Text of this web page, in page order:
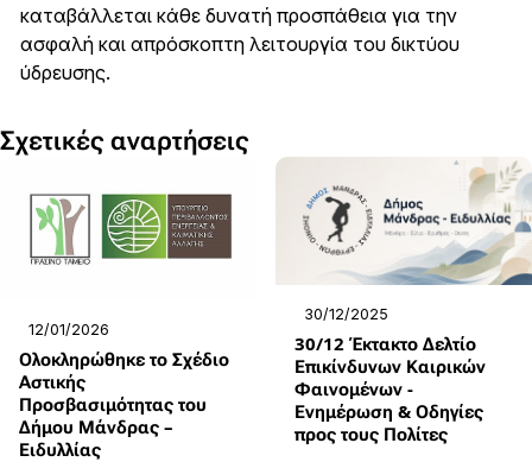
καταβάλλεται κάθε δυνατή προσπάθεια για την
ασφαλή και απρόσκοπτη λειτουργία του δικτύου
ύδρευσης.
Σχετικές αναρτήσεις
12/01/2026
Ολοκληρώθηκε το Σχέδιο
Αστικής
Προσβασιμότητας του
Δήμου Μάνδρας –
Ειδυλλίας
30/12/2025
30/12 Έκτακτο Δελτίο
Επικίνδυνων Καιρικών
Φαινομένων -
Ενημέρωση & Οδηγίες
προς τους Πολίτες